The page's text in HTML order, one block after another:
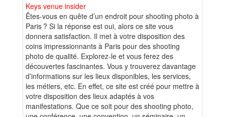
Keys venue insider
Êtes-vous en quête d’un endroit pour shooting photo à
Paris ? Si la réponse est oui, alors ce site vous
donnera satisfaction. Il met à votre disposition des
coins impressionnants à Paris pour des shooting
photo de qualité. Explorez-le et vous ferez des
découvertes fascinantes. Vous y trouverez davantage
d’informations sur les lieux disponibles, les services,
les métiers, etc. En effet, ce site est créé pour mettre à
votre disposition des lieux adaptés à vos
manifestations. Que ce soit pour des shooting photo,